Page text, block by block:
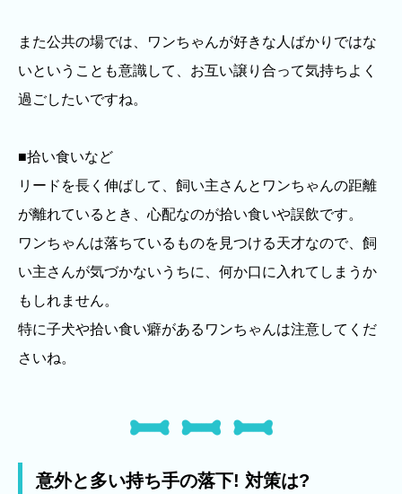
また公共の場では、ワンちゃんが好きな人ばかりではな
いということも意識して、お互い譲り合って気持ちよく
過ごしたいですね。
■拾い食いなど
リードを長く伸ばして、飼い主さんとワンちゃんの距離
が離れているとき、心配なのが拾い食いや誤飲です。
ワンちゃんは落ちているものを見つける天才なので、飼
い主さんが気づかないうちに、何か口に入れてしまうか
もしれません。
特に子犬や拾い食い癖があるワンちゃんは注意してくだ
さいね。
意外と多い持ち手の落下! 対策は?